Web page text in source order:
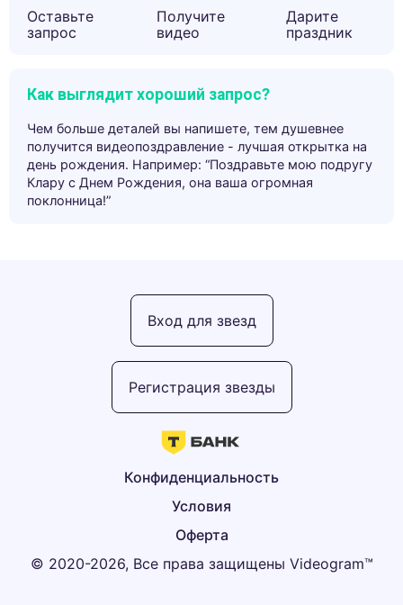
Оставьте
запрос
Получите
видео
Дарите
праздник
Как выглядит хороший запрос?
Чем больше деталей вы напишете, тем душевнее
получится видеопоздравление - лучшая открытка на
день рождения. Например: “Поздравьте мою подругу
Клару с Днем Рождения, она ваша огромная
поклонница!”
© 2020-2026, Все права защищены Videogram™
Оферта
Условия
Конфиденциальность
Регистрация звезды
Вход для звезд